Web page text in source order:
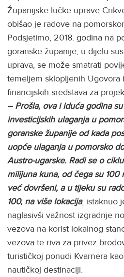
Županijske lučke uprave
obišao je radove na
Podsjetimo, 2018. godina na
goranske županije, u dijelu
uprava, se može smatrati
temeljem sklopljenih Ugovora
financijskih sredstava za
– Prošla, ova i iduća godina
investicijskih ulaganja u
goranske županije od kada
uopće ulaganja u pomorsko
Austro-ugarske. Radi se o
milijuna kuna, od čega su
već dovršeni, a u tijeku su
100, na više lokacija, istaknuo
naglasivši važnost izgradnje
vezova na korist lokalnog
vezova te riva za privez
turističkoj ponudi Kvarnera
nautičkoj destinaciji.